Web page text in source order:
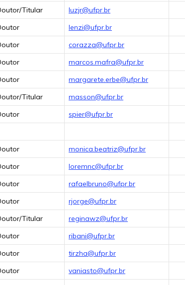
Titular luzjr@ufpr.br
lenzi@ufpr.br
corazza@ufpr.br
marcos.mafra@ufpr.br
margarete.erbe@ufpr.br
Titular masson@ufpr.br
spier@ufpr.br
monica.beatriz@ufpr.br
loremnc@ufpr.br
rafaelbruno@ufpr.br
rjorge@ufpr.br
Titular reginawz@ufpr.br
ribani@ufpr.br
tirzha@ufpr.br
vaniasto@ufpr.br